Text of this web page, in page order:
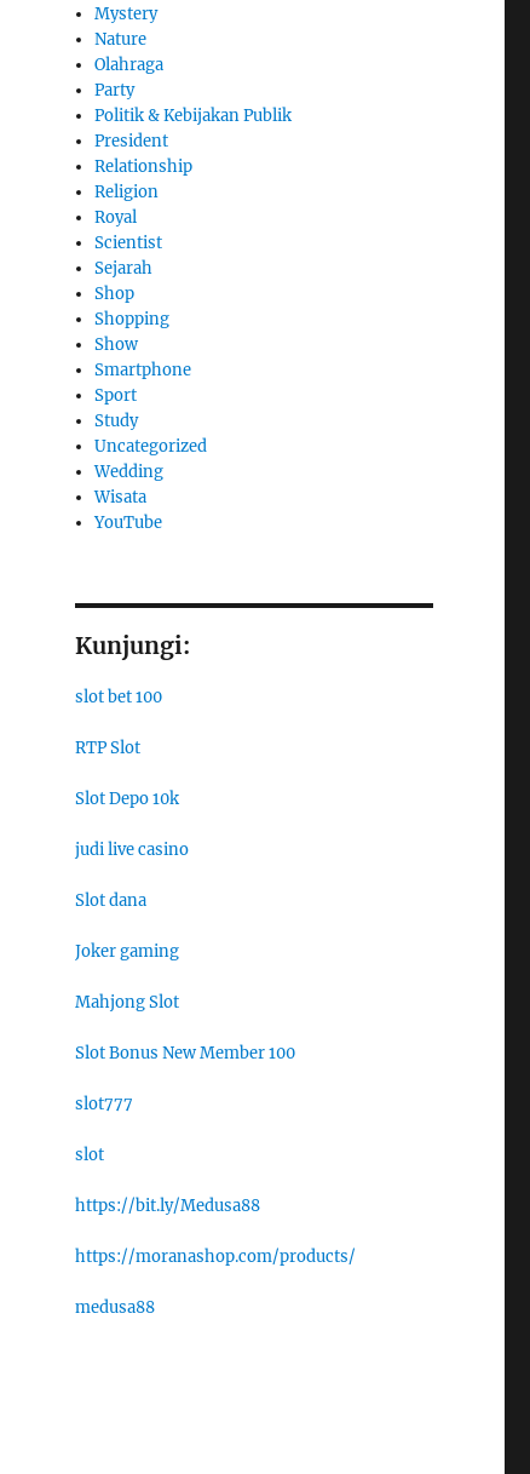
Mystery
Nature
Olahraga
Party
Politik & Kebijakan Publik
President
Relationship
Religion
Royal
Scientist
Sejarah
Shop
Shopping
Show
Smartphone
Sport
Study
Uncategorized
Wedding
Wisata
YouTube
Kunjungi:
slot bet 100
RTP Slot
Slot Depo 10k
judi live casino
Slot dana
Joker gaming
Mahjong Slot
Slot Bonus New Member 100
slot777
slot
https://bit.ly/Medusa88
https://moranashop.com/products/
medusa88